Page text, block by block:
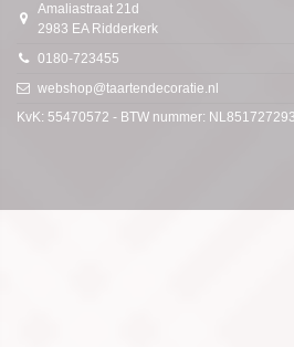
Amaliastraat 21d
2983 EA Ridderkerk
0180-723455
webshop@taartendecoratie.nl
KvK: 55470572 - BTW nummer: